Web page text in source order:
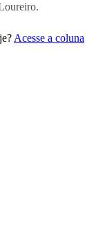
Acesse a coluna